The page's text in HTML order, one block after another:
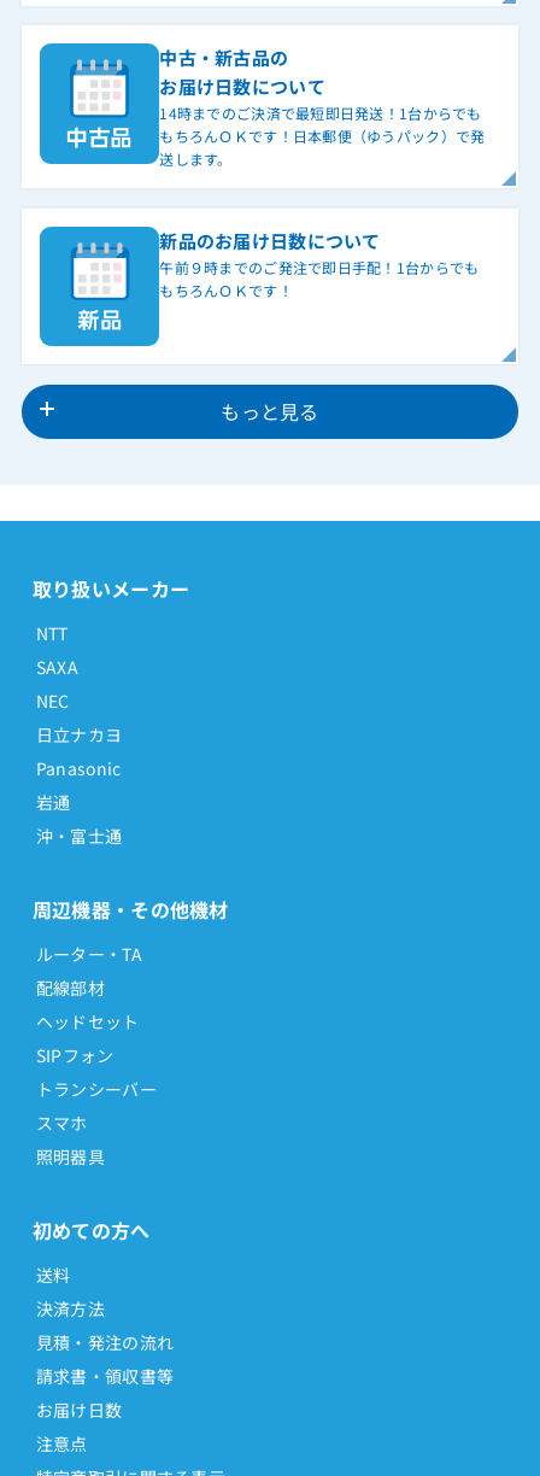
中古・新古品の
お届け日数について
14時までのご決済で最短即日発送！1台からでも
もちろんＯＫです！日本郵便（ゆうパック）で発
送します。
新品のお届け日数について
午前９時までのご発注で即日手配！1台からでも
もちろんＯＫです！
もっと見る
取り扱いメーカー
NTT
SAXA
NEC
日立ナカヨ
Panasonic
岩通
沖・富士通
周辺機器・その他機材
ルーター・TA
配線部材
ヘッドセット
SIPフォン
トランシーバー
スマホ
照明器具
初めての方へ
送料
決済方法
見積・発注の流れ
請求書・領収書等
お届け日数
注意点